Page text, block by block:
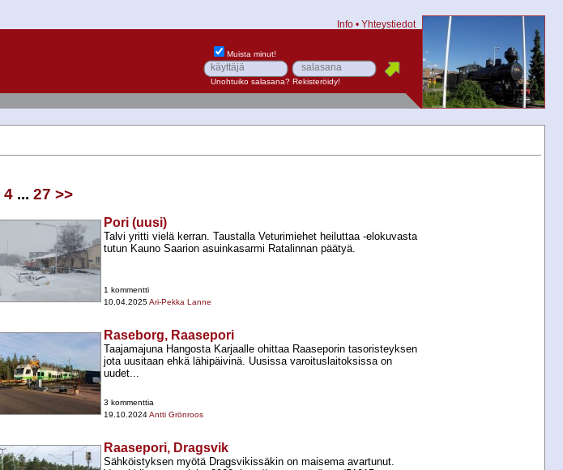
Info • Yhteystiedot
Muista minut!
Unohtuiko salasana? Rekisteröidy!
4... 27 >>
Pori (uusi)
Talvi yritti vielä kerran. Taustalla Veturimiehet heiluttaa -​elokuvasta
tutun Kauno Saarion asuinkasarmi Ratalinnan päätyä.
1 kommentti
10.04.2025Ari-Pekka Lanne
Raseborg, Raasepori
Taajamajuna Hangosta Karjaalle ohittaa Raaseporin tasoristeyksen
jota uusitaan ehkä lähipäivinä. Uusissa varoituslaitoksissa on
uudet...
3 kommenttia
19.10.2024Antti Grönroos
Raasepori, Dragsvik
Sähköistyksen myötä Dragsvikissäkin on maisema avartunut.